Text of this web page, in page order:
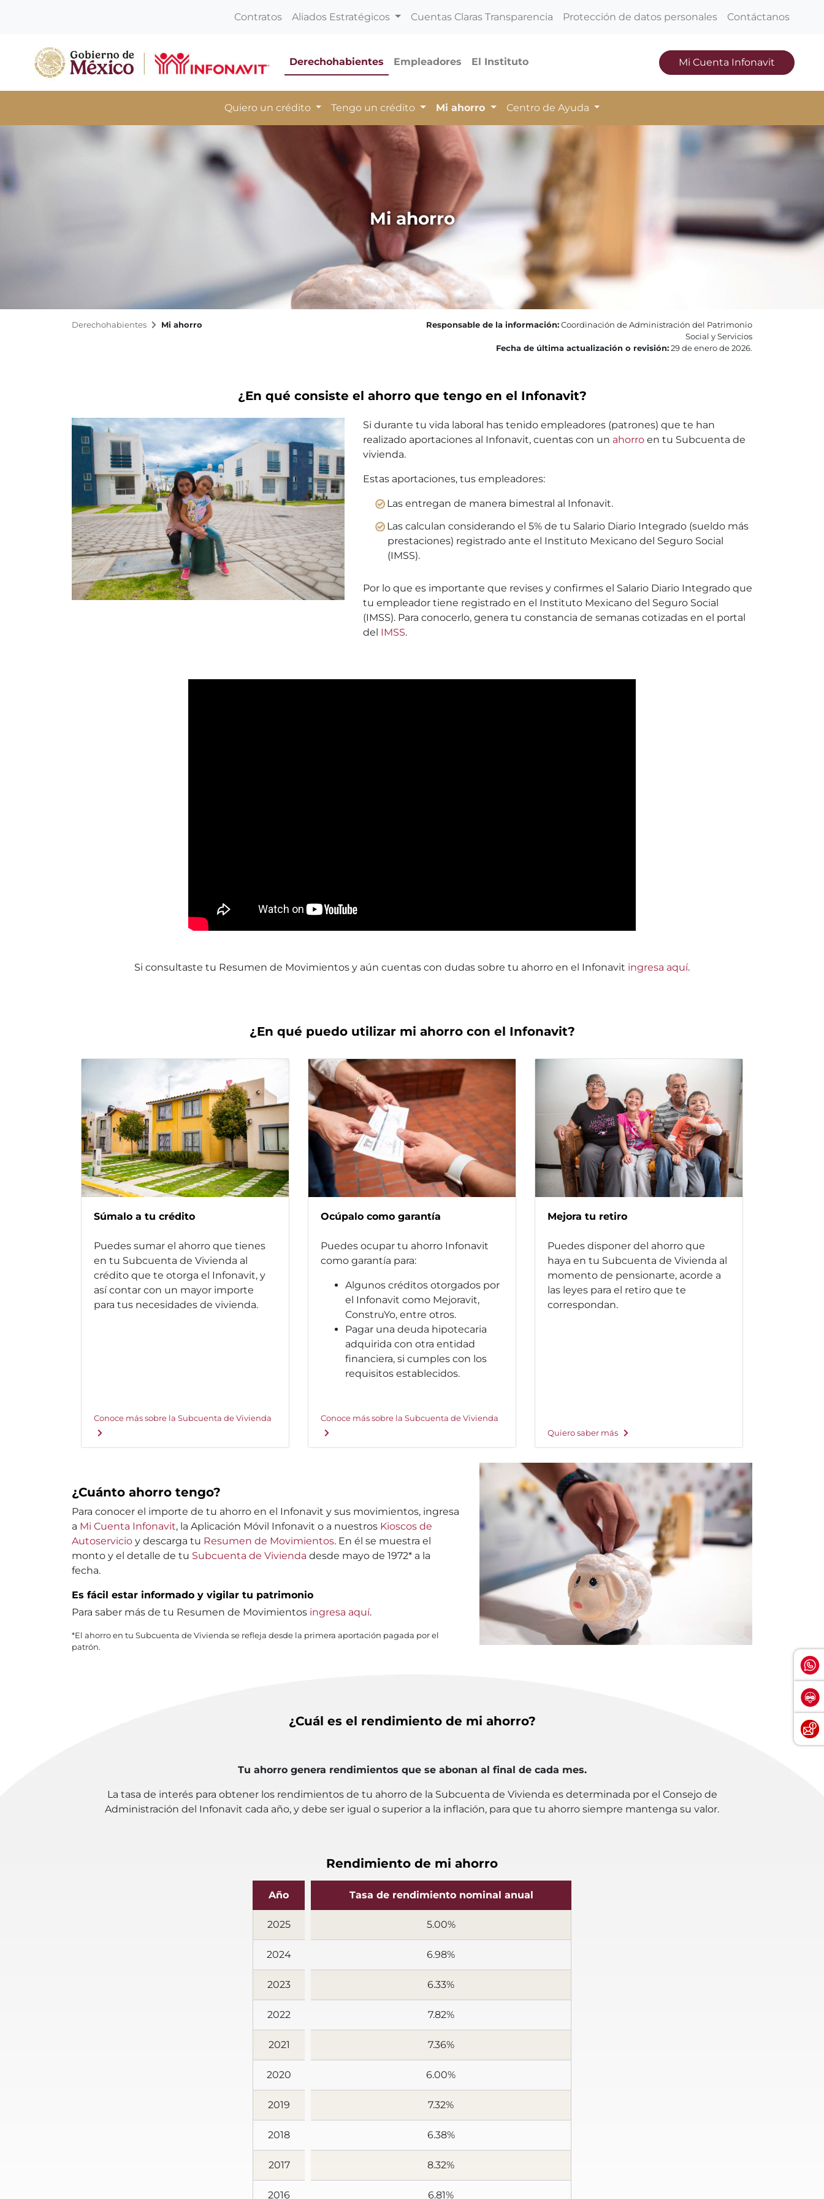
Contratos Aliados Estratégicos Cuentas Claras Transparencia Protección de datos personales Contáctanos
Derechohabientes Empleadores El Instituto Mi Cuenta Infonavit
Quiero un crédito Tengo un crédito Mi ahorro Centro de Ayuda
Mi ahorro
Derechohabientes Mi ahorro Responsable de la información: Coordinación de Administración del Patrimonio
Social y Servicios
Fecha de última actualización o revisión: 29 de enero de 2026.
¿En qué consiste el ahorro que tengo en el Infonavit?
Si durante tu vida laboral has tenido empleadores (patrones) que te han
realizado aportaciones al Infonavit, cuentas con un ahorro en tu Subcuenta de
vivienda.
Estas aportaciones, tus empleadores:
Las entregan de manera bimestral al Infonavit.
Las calculan considerando el 5% de tu Salario Diario Integrado (sueldo más
prestaciones) registrado ante el Instituto Mexicano del Seguro Social
(IMSS).
Por lo que es importante que revises y confirmes el Salario Diario Integrado que
tu empleador tiene registrado en el Instituto Mexicano del Seguro Social
(IMSS). Para conocerlo, genera tu constancia de semanas cotizadas en el portal
del IMSS.
Si consultaste tu Resumen de Movimientos y aún cuentas con dudas sobre tu ahorro en el Infonavit ingresa aquí.
¿En qué puedo utilizar mi ahorro con el Infonavit?
Súmalo a tu crédito
Puedes sumar el ahorro que tienes
en tu Subcuenta de Vivienda al
crédito que te otorga el Infonavit, y
así contar con un mayor importe
para tus necesidades de vivienda.
Conoce más sobre la Subcuenta de Vivienda
Ocúpalo como garantía
Puedes ocupar tu ahorro Infonavit
como garantía para:
Algunos créditos otorgados por
el Infonavit como Mejoravit,
ConstruYo, entre otros.
Pagar una deuda hipotecaria
adquirida con otra entidad
financiera, si cumples con los
requisitos establecidos.
Conoce más sobre la Subcuenta de Vivienda
Mejora tu retiro
Puedes disponer del ahorro que
haya en tu Subcuenta de Vivienda al
momento de pensionarte, acorde a
las leyes para el retiro que te
correspondan.
Quiero saber más
¿Cuánto ahorro tengo?
Para conocer el importe de tu ahorro en el Infonavit y sus movimientos, ingresa
a Mi Cuenta Infonavit, la Aplicación Móvil Infonavit o a nuestros Kioscos de
Autoservicio y descarga tu Resumen de Movimientos. En él se muestra el
monto y el detalle de tu Subcuenta de Vivienda desde mayo de 1972* a la
fecha.
Es fácil estar informado y vigilar tu patrimonio
Para saber más de tu Resumen de Movimientos ingresa aquí.
*El ahorro en tu Subcuenta de Vivienda se refleja desde la primera aportación pagada por el
patrón.
¿Cuál es el rendimiento de mi ahorro?
Tu ahorro genera rendimientos que se abonan al final de cada mes.
La tasa de interés para obtener los rendimientos de tu ahorro de la Subcuenta de Vivienda es determinada por el Consejo de
Administración del Infonavit cada año, y debe ser igual o superior a la inflación, para que tu ahorro siempre mantenga su valor.
Rendimiento de mi ahorro
Año Tasa de rendimiento nominal anual
2025 5.00%
2024 6.98%
2023 6.33%
2022 7.82%
2021 7.36%
2020 6.00%
2019 7.32%
2018 6.38%
2017 8.32%
2016 6.81%